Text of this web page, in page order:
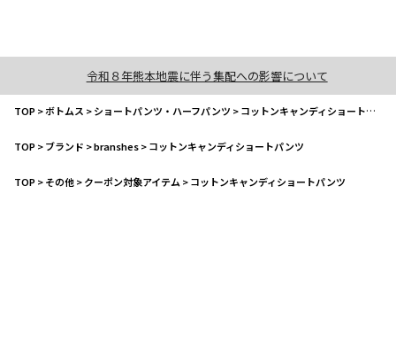
令和８年熊本地震に伴う集配への影響について
TOP>ボトムス >ショートパンツ・ハーフパンツ >コットンキャンディショートパンツ
TOP>ブランド >branshes>コットンキャンディショートパンツ
TOP>その他>クーポン対象アイテム >コットンキャンディショートパンツ